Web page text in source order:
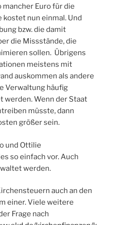
mancher Euro für die
kostet nun einmal. Und
bzw. die damit
die Missstände, die
sollen. Übrigens
meistens mit
auskommen als andere
Verwaltung häufig
Wenn der Staat
müsste, dann
größer sein.
und Ottilie
so einfach vor. Auch
werden.
auch an den
einer. Viele weitere
Frage nach